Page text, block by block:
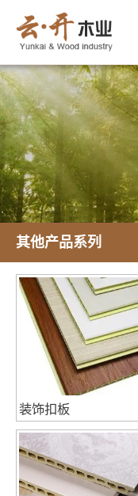
其他产品系列
装饰扣板